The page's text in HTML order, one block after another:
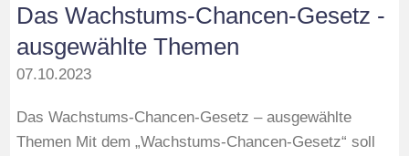
Das Wachstums-Chancen-Gesetz -
ausgewählte Themen
07.10.2023
Das Wachstums-Chancen-Gesetz – ausgewählte
Themen Mit dem „Wachstums-Chancen-Gesetz“ soll